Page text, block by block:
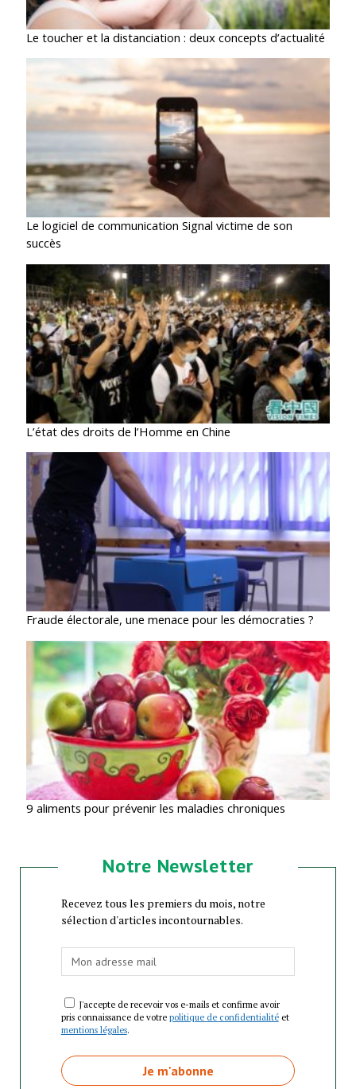
Le toucher et la distanciation : deux concepts d’actualité
Le logiciel de communication Signal victime de son
succès
L’état des droits de l’Homme en Chine
Fraude électorale, une menace pour les démocraties ?
9 aliments pour prévenir les maladies chroniques
Notre Newsletter
Recevez tous les premiers du mois, notre
sélection d'articles incontournables.
J'accepte de recevoir vos e-mails et confirme avoir
pris connaissance de votre politique de confidentialitéet
mentions légales.